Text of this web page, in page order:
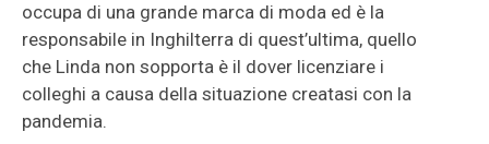
occupa di una grande marca di moda ed è la
responsabile in Inghilterra di quest’ultima, quello
che Linda non sopporta è il dover licenziare i
colleghi a causa della situazione creatasi con la
pandemia.